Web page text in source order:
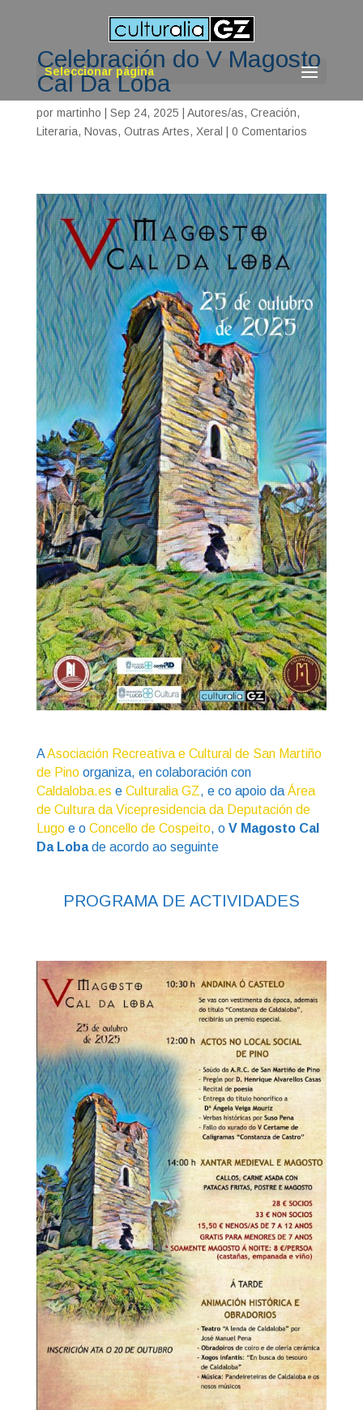
Seleccionar página
Celebración do V Magosto
Cal Da Loba
por martinho Sep 24, 2025 Autores/as, Creación,
Literaria, Novas, Outras Artes, Xeral 0 Comentarios
AAsociación Recreativa e Cultural de San Martiño
de Pinoorganiza, en colaboración con
Caldaloba.es e Culturalia GZ, e co apoio da Área
de Cultura da Vicepresidencia da Deputación de
Lugoe o Concello de Cospeito, o V Magosto Cal
Da Lobade acordo ao seguinte
PROGRAMA DE ACTIVIDADES